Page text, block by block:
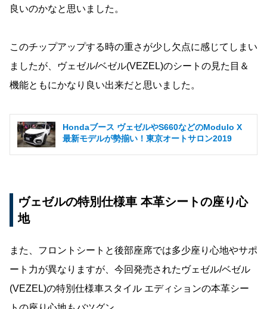
良いのかなと思いました。
このチップアップする時の重さが少し欠点に感じてしまい
ましたが、ヴェゼル/ベゼル(VEZEL)のシートの見た目＆
機能ともにかなり良い出来だと思いました。
Hondaブース ヴェゼルやS660などのModulo X
最新モデルが勢揃い！東京オートサロン2019
ヴェゼルの特別仕様車 本革シートの座り心
地
また、フロントシートと後部座席では多少座り心地やサポ
ート力が異なりますが、今回発売されたヴェゼル/ベゼル
(VEZEL)の特別仕様車スタイル エディションの本革シー